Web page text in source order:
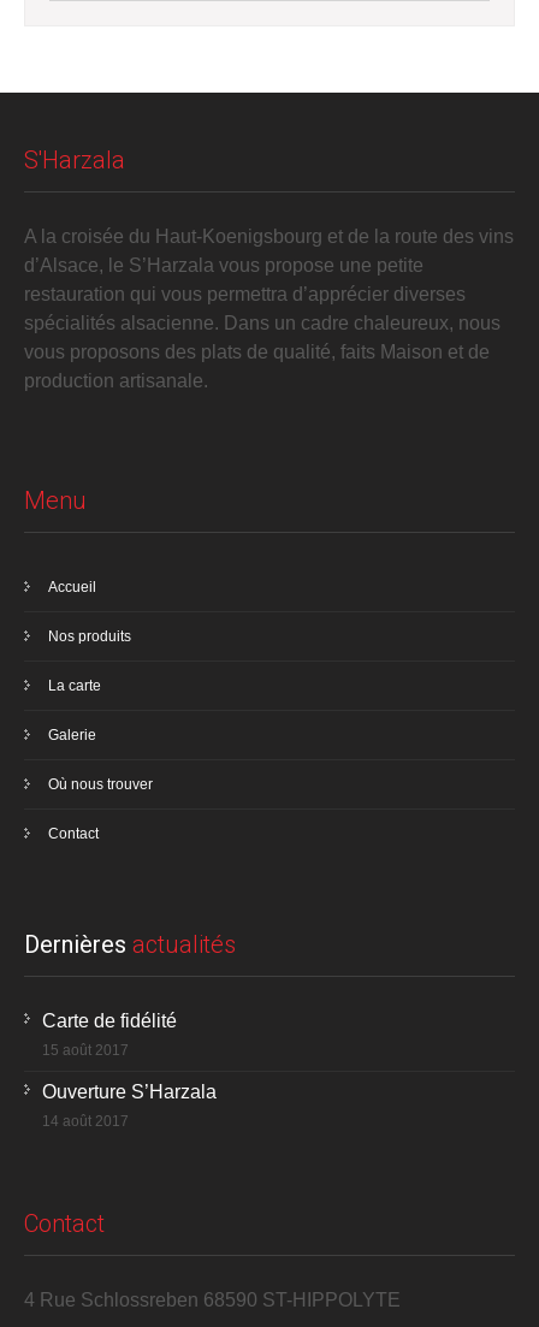
S'Harzala
A la croisée du Haut-Koenigsbourg et de la route des vins
d’Alsace, le S’Harzala vous propose une petite
restauration qui vous permettra d’apprécier diverses
spécialités alsacienne. Dans un cadre chaleureux, nous
vous proposons des plats de qualité, faits Maison et de
production artisanale.
Menu
Accueil
Nos produits
La carte
Galerie
Où nous trouver
Contact
Dernières actualités
Carte de fidélité
15 août 2017
Ouverture S’Harzala
14 août 2017
Contact
4 Rue Schlossreben 68590 ST-HIPPOLYTE